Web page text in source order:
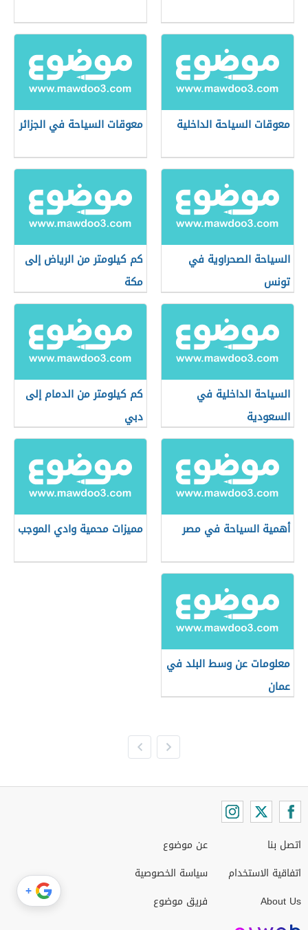
معوقات السياحة الداخلية معوقات السياحة في الجزائر
السياحة الصحراوية في
تونس
كم كيلومتر من الرياض إلى
مكة
السياحة الداخلية في
السعودية
كم كيلومتر من الدمام إلى
دبي
أهمية السياحة في مصر مميزات محمية وادي الموجب
معلومات عن وسط البلد في
عمان
اتصل بنا
اتفاقية الاستخدام
About Us
عن موضوع
سياسة الخصوصية
فريق موضوع
+